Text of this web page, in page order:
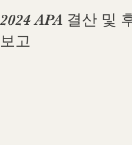
2024 APA 결산 및
보고